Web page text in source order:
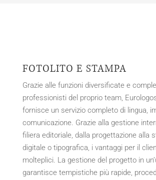
FOTOLITO E STAMPA
Grazie alle funzioni diversificate e
professionisti del proprio team,
fornisce un servizio completo di lingua,
comunicazione. Grazie alla gestione
filiera editoriale, dalla progettazione alla
digitale o tipografica, i vantaggi per il
molteplici. La gestione del progetto in
garantisce tempistiche più rapide,